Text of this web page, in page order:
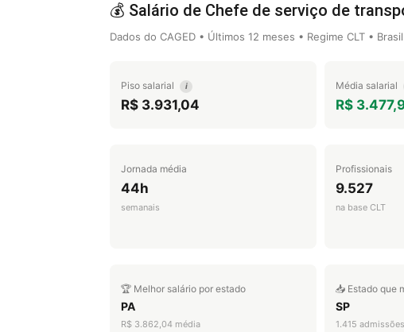
💰 Salário de Chefe de serviço de
Dados do CAGED • Últimos 12 meses • Regime CLT • Brasil
Piso salarial i
R$ 3.931,04
Média salarial
R$
Jornada média
44h
semanais
Profissionais
9.527
na base CLT
🏆 Melhor salário por estado
PA
R$ 3.862,04 média
📥 Estado que
SP
1.415 admissões